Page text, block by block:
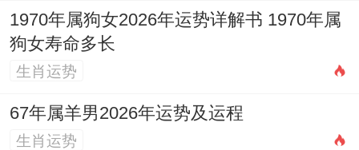
大运走向，不可仅凭生肖与流年一概而论。
六、创业过程中的步骤建议
凭借流年「官印」气场。创业之初就应高度
1970年属狗女2026年运势详解书 1970年属
狗女寿命多长
生肖运势
67年属羊男2026年运势及运程
生肖运势